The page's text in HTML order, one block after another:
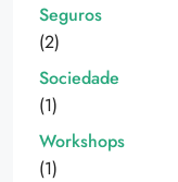
Seguros
(2)
Sociedade
(1)
Workshops
(1)